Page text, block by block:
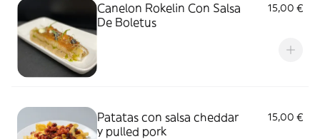
Canelon Rokelin Con Salsa
De Boletus
15,00 €
Patatas con salsa cheddar
y pulled pork
15,00 €